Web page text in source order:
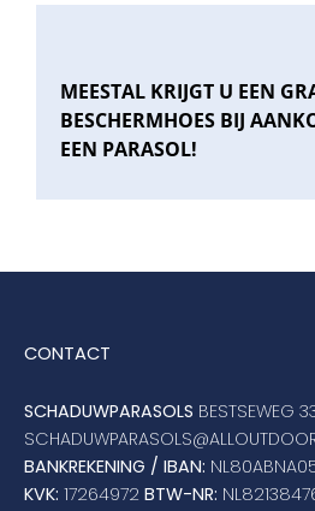
MEESTAL KRIJGT U EEN
BESCHERMHOES BIJ
EEN PARASOL!
CONTACT
SCHADUWPARASOLS BESTSEWEG
BANKREKENING / IBAN:
KVK: 17264972 BTW-NR: